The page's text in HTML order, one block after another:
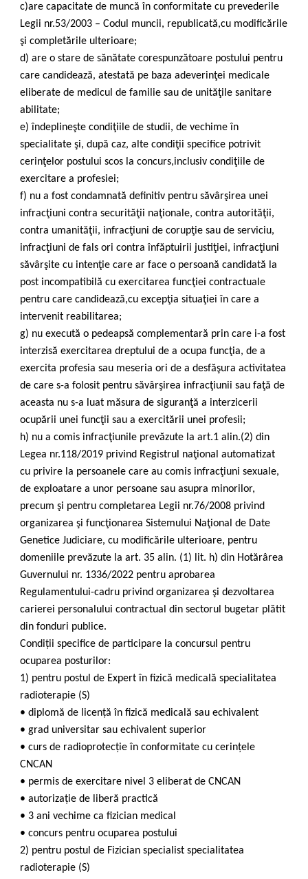
c)are capacitate de muncă în conformitate cu prevederile
Legii nr.53/2003 – Codul muncii, republicată,cu modificările
şi completările ulterioare;
d) are o stare de sănătate corespunzătoare postului pentru
care candidează, atestată pe baza adeverinţei medicale
eliberate de medicul de familie sau de unităţile sanitare
abilitate;
e) îndeplineşte condiţiile de studii, de vechime în
specialitate şi, după caz, alte condiţii specifice potrivit
cerinţelor postului scos la concurs,inclusiv condiţiile de
exercitare a profesiei;
f) nu a fost condamnată definitiv pentru săvârşirea unei
infracţiuni contra securităţii naţionale, contra autorităţii,
contra umanităţii, infracţiuni de corupţie sau de serviciu,
infracţiuni de fals ori contra înfăptuirii justiţiei, infracţiuni
săvârşite cu intenţie care ar face o persoană candidată la
post incompatibilă cu exercitarea funcţiei contractuale
pentru care candidează,cu excepţia situaţiei în care a
intervenit reabilitarea;
g) nu execută o pedeapsă complementară prin care i-a fost
interzisă exercitarea dreptului de a ocupa funcţia, de a
exercita profesia sau meseria ori de a desfăşura activitatea
de care s-a folosit pentru săvârşirea infracţiunii sau faţă de
aceasta nu s-a luat măsura de siguranţă a interzicerii
ocupării unei funcţii sau a exercitării unei profesii;
h) nu a comis infracţiunile prevăzute la art.1 alin.(2) din
Legea nr.118/2019 privind Registrul naţional automatizat
cu privire la persoanele care au comis infracţiuni sexuale,
de exploatare a unor persoane sau asupra minorilor,
precum şi pentru completarea Legii nr.76/2008 privind
organizarea şi funcţionarea Sistemului Naţional de Date
Genetice Judiciare, cu modificările ulterioare, pentru
domeniile prevăzute la art. 35 alin. (1) lit. h) din Hotărârea
Guvernului nr. 1336/2022 pentru aprobarea
Regulamentului-cadru privind organizarea şi dezvoltarea
carierei personalului contractual din sectorul bugetar plătit
din fonduri publice.
Condiții specifice de participare la concursul pentru
ocuparea posturilor:
1) pentru postul de Expert în fizică medicală specialitatea
radioterapie (S)
• diplomă de licență în fizică medicală sau echivalent
• grad universitar sau echivalent superior
• curs de radioprotecție în conformitate cu cerințele
CNCAN
• permis de exercitare nivel 3 eliberat de CNCAN
• autorizație de liberă practică
• 3 ani vechime ca fizician medical
• concurs pentru ocuparea postului
2) pentru postul de Fizician specialist specialitatea
radioterapie (S)